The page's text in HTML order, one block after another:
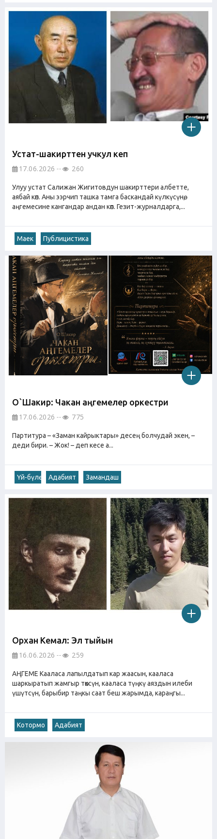
Устат-шакирттен учкул кеп
17.06.2026 260
Улуу устат Салижан Жигитовдун шакирттери албетте,
аябай көп. Аны ээрчип ташка тамга баскандай күлкүсүнө,
аңгемесине кангандар андан көп. Гезит-журналдарга,...
Маек Публицистика
О`Шакир: Чакан аңгемелер оркестри
17.06.2026 775
Партитура – «Заман кайрыктары» десең болчудай экен, –
деди бири. – Жок! – деп кесе а...
Үй-бүлө Адабият Замандаш
Орхан Кемал: Элүү тыйын
16.06.2026 259
АҢГЕМЕ Кааласа лапылдатып кар жаасын, кааласа
шаркыратып жамгыр төксүн, кааласа түңкү аяздын илеби
үшүтсүн, барыбир таңкы саат беш жарымда, караңгы...
Котормо Адабият